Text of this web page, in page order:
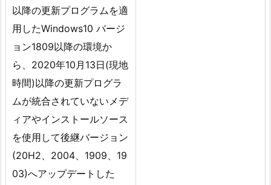
以降の更新プログラムを適
用したWindows10 バージ
ョン1809以降の環境か
ら、2020年10月13日(現地
時間)以降の更新プログラ
ムが統合されていないメデ
ィアやインストールソース
を使用して後継バージョン
(20H2、2004、1909、19
03)へアップデートした